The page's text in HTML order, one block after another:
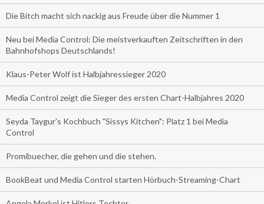
Die Bitch macht sich nackig aus Freude über die Nummer 1
Neu bei Media Control: Die meistverkauften Zeitschriften in den
Bahnhofshops Deutschlands!
Klaus-Peter Wolf ist Halbjahressieger 2020
Media Control zeigt die Sieger des ersten Chart-Halbjahres 2020
Seyda Taygur's Kochbuch "Sissys Kitchen": Platz 1 bei Media
Control
Promibuecher, die gehen und die stehen.
BookBeat und Media Control starten Hörbuch-Streaming-Chart